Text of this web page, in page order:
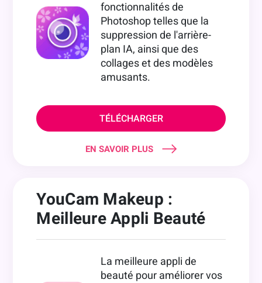
fonctionnalités de
Photoshop telles que la
suppression de l'arrière-
plan IA, ainsi que des
collages et des modèles
amusants.
TÉLÉCHARGER
EN SAVOIR PLUS
YouCam Makeup :
Meilleure Appli Beauté
La meilleure appli de
beauté pour améliorer vos